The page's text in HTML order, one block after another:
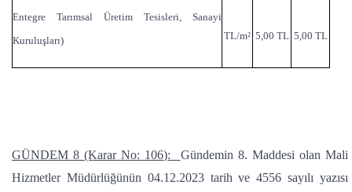
Entegre Tarımsal Üretim Tesisleri, Sanayi
Kuruluşları)
TL/m² 5,00 TL 5,00 TL
GÜNDEM 8 (Karar No: 106): Gündemin 8. Maddesi olan Mali
Hizmetler Müdürlüğünün 04.12.2023 tarih ve 4556 sayılı yazısı